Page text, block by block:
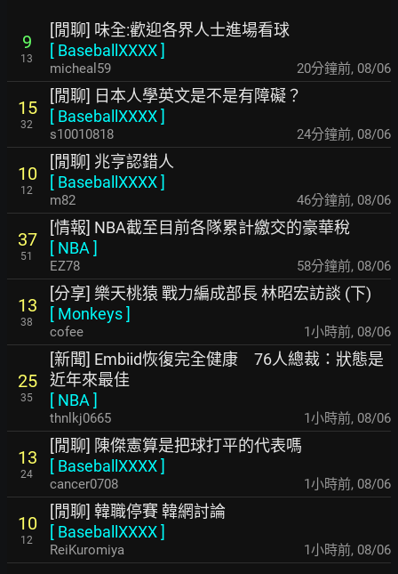
9
13
[閒聊] 味全:歡迎各界人士進場看球
[ BaseballXXXX]
micheal59 20分鐘前, 08/06
15
32
[閒聊] 日本人學英文是不是有障礙？
[ BaseballXXXX]
s10010818 24分鐘前, 08/06
10
12
[閒聊] 兆亨認錯人
[ BaseballXXXX]
m82 46分鐘前, 08/06
37
51
[情報] NBA截至目前各隊累計繳交的豪華稅
[ NBA ]
EZ78 58分鐘前, 08/06
13
38
[分享] 樂天桃猿 戰力編成部長 林昭宏訪談 (下)
[ Monkeys]
cofee 1小時前, 08/06
25
35
[新聞] Embiid恢復完全健康 76人總裁：狀態是
近年來最佳
[ NBA ]
thnlkj0665 1小時前, 08/06
13
24
[閒聊] 陳傑憲算是把球打平的代表嗎
[ BaseballXXXX]
cancer0708 1小時前, 08/06
10
12
[閒聊] 韓職停賽 韓網討論
[ BaseballXXXX]
ReiKuromiya 1小時前, 08/06